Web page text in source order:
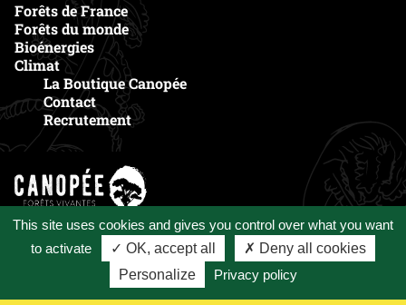
Forêts de France
Forêts du monde
Bioénergies
Climat
La Boutique Canopée
Contact
Recrutement
Voir le site principal
Mentions légales et politique de confidentialité
This site uses cookies and gives you control over what you want
to activate
✓ OK, accept all
✗ Deny all cookies
Personalize
Privacy policy